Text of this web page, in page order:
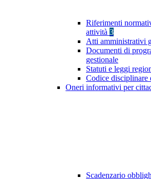
Riferimenti
attività 3
Atti amministrativi
Documenti di
gestionale
Statuti e leggi
Codice disciplinare
Oneri informativi per
Scadenzario